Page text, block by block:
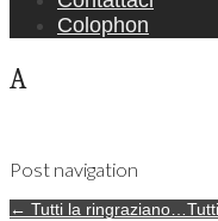
Colophon
A
Post navigation
← Tutti la